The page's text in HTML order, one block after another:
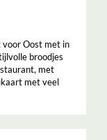
voor Oost met in
broodjes
met
met veel